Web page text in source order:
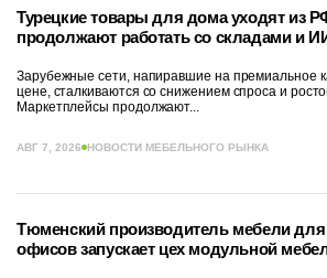
Турецкие товары для дома уходят из
продолжают работать со складами и
Зарубежные сети, напиравшие на премиальное
цене, сталкиваются со снижением спроса и
Маркетплейсы продолжают...
АВГ 7, 2026 НОВОСТИ МЕБЕЛЬНОГО РЫНКА
Тюменский производитель мебели для
офисов запускает цех модульной